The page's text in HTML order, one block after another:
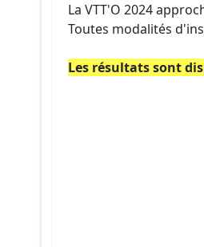
La VTT'O 2024
Toutes modalités
Les résultats sont